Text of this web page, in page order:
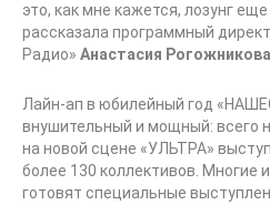
это, как мне кажется, лозунг
рассказала программный
Радио» Анастасия Рогожникова
Лайн-ап в юбилейный год
внушительный и мощный: всего
на новой сцене «УЛЬТРА»
более 130 коллективов. Многие
готовят специальные